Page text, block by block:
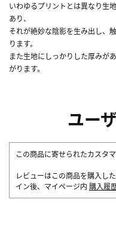
いわゆるプリントとは異なり生
あり、
それが絶妙な陰影を生み出し、
ります。
また生地にしっかりした厚みが
がります。
ユー
この商品に寄せられたカスタ
レビューはこの商品を購入し
イン後、マイページ内 購入履